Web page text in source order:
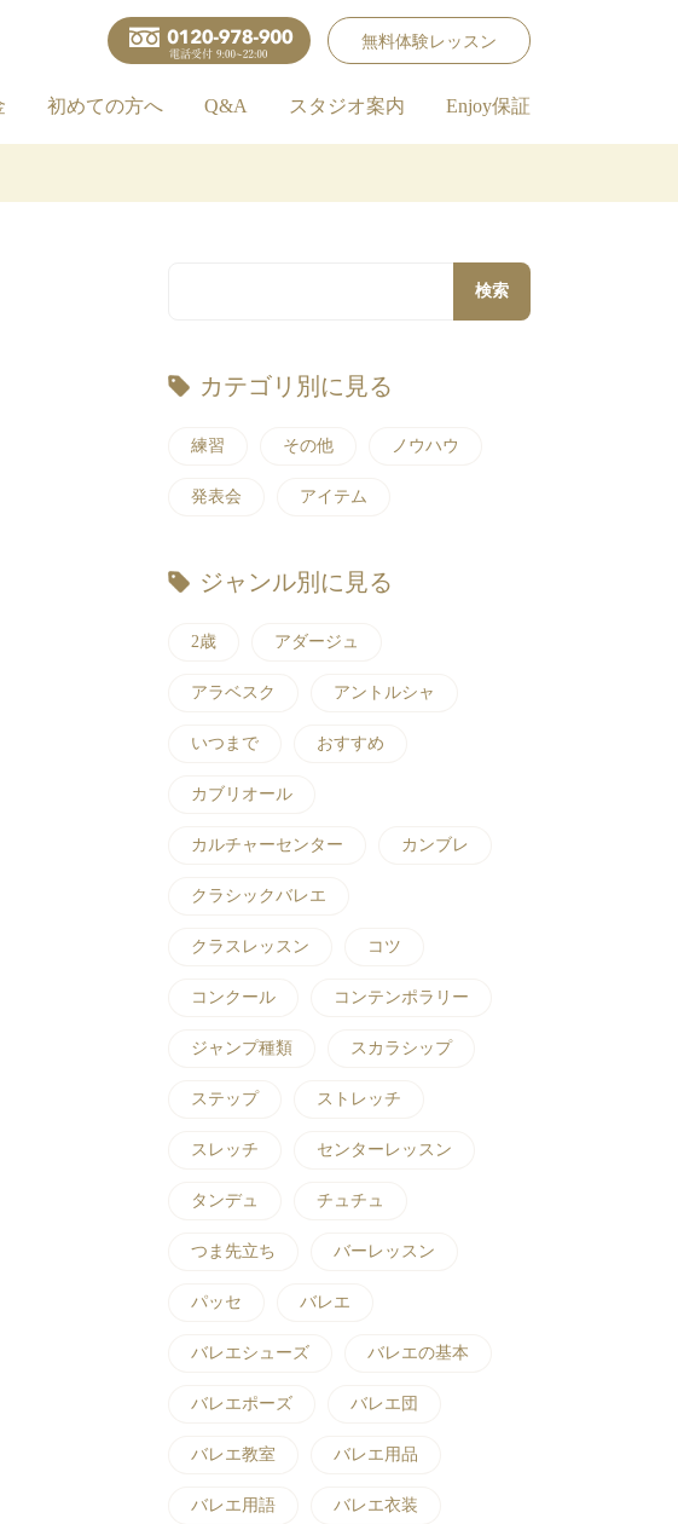
無料体験レッスン
初めての方へ Q&A スタジオ案内 Enjoy保証
検索
カテゴリ別に見る
練習 その他 ノウハウ
発表会 アイテム
ジャンル別に見る
2歳 アダージュ
アラベスク アントルシャ
いつまで おすすめ
カブリオール
カルチャーセンター カンブレ
クラシックバレエ
クラスレッスン コツ
コンクール コンテンポラリー
ジャンプ種類 スカラシップ
ステップ ストレッチ
スレッチ センターレッスン
タンデュ チュチュ
つま先立ち バーレッスン
パッセ バレエ
バレエシューズ バレエの基本
バレエポーズ バレエ団
バレエ教室 バレエ用品
バレエ用語 バレエ衣装